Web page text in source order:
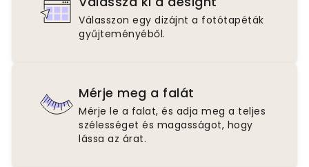
Válasszon egy dizájnt a fotótapéták
gyűjteményéből.
Mérje meg a falát
Mérje le a falat, és adja meg a teljes
szélességet és magasságot, hogy
lássa az árat.